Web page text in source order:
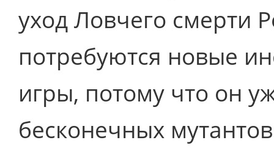
уход Ловчего смерти
потребуются новые
игры, потому что он
бесконечных